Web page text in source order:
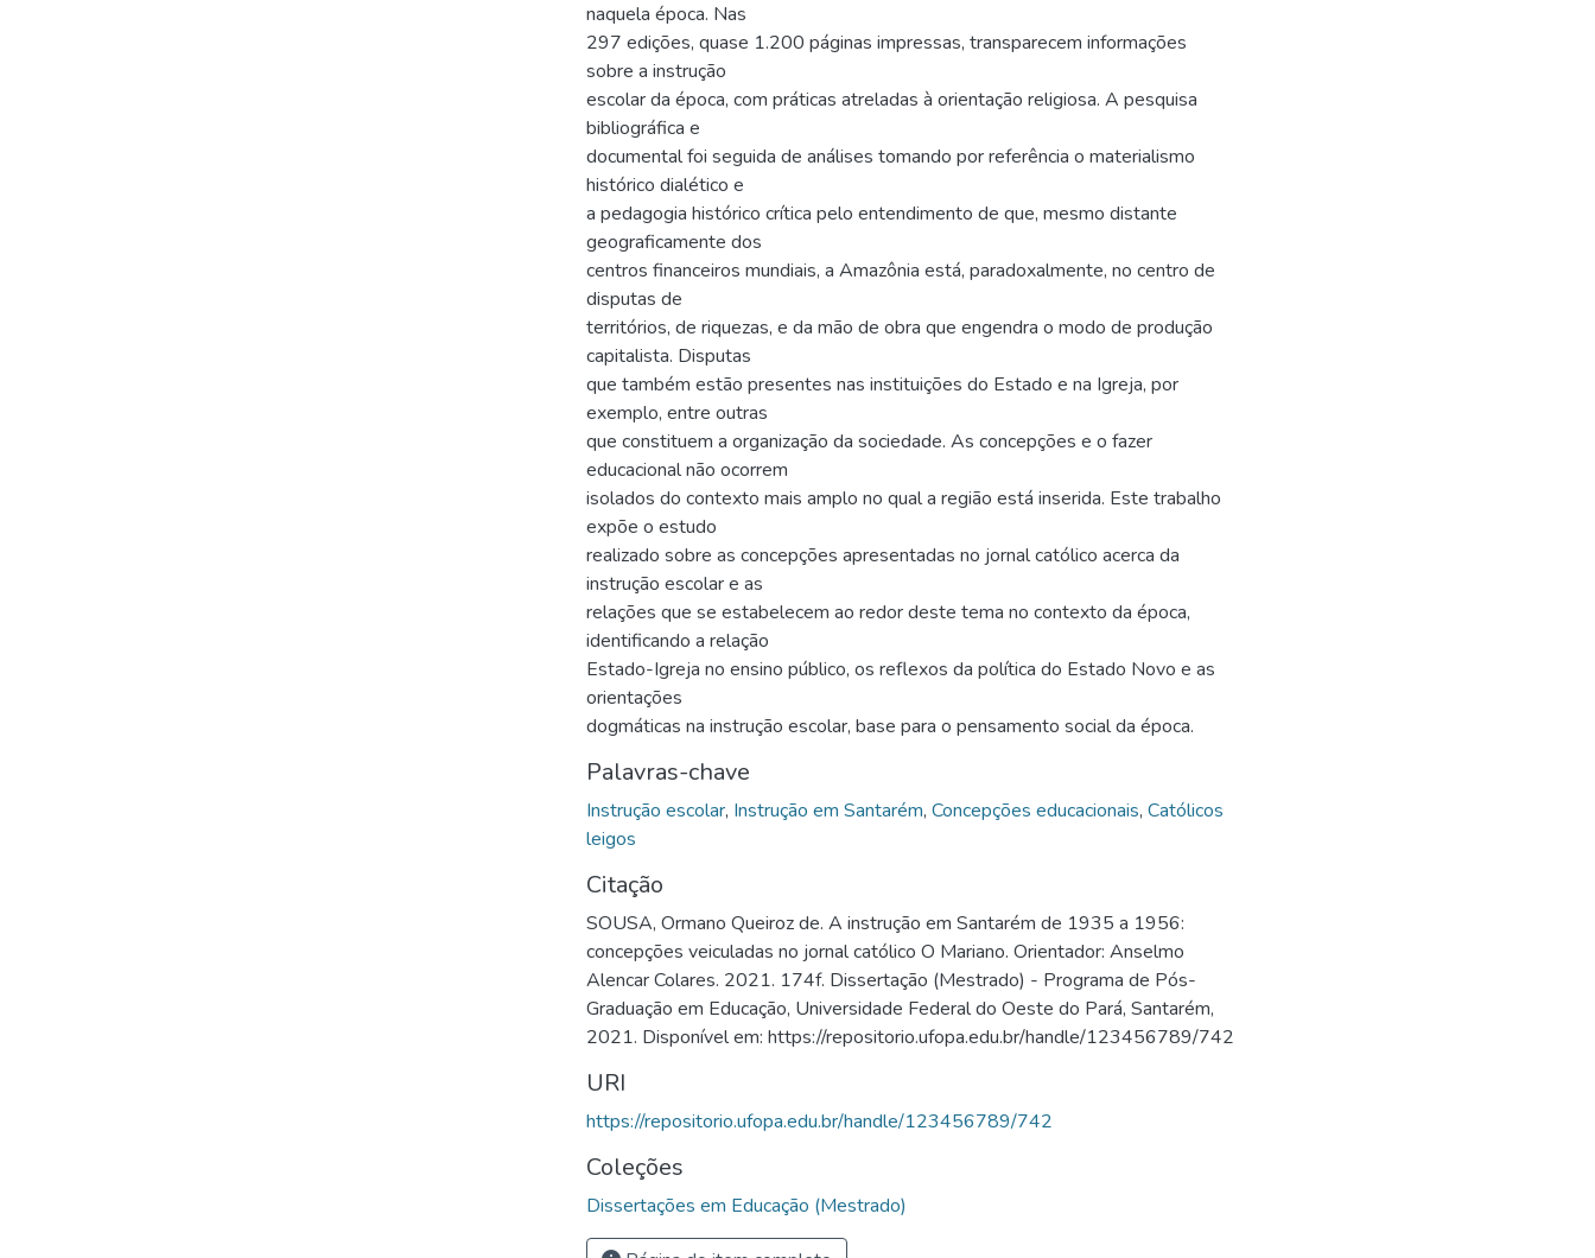
naquela época. Nas
297 edições, quase 1.200 páginas impressas, transparecem informações
sobre a instrução
escolar da época, com práticas atreladas à orientação religiosa. A pesquisa
bibliográfica e
documental foi seguida de análises tomando por referência o materialismo
histórico dialético e
a pedagogia histórico crítica pelo entendimento de que, mesmo distante
geograficamente dos
centros financeiros mundiais, a Amazônia está, paradoxalmente, no centro de
disputas de
territórios, de riquezas, e da mão de obra que engendra o modo de produção
capitalista. Disputas
que também estão presentes nas instituições do Estado e na Igreja, por
exemplo, entre outras
que constituem a organização da sociedade. As concepções e o fazer
educacional não ocorrem
isolados do contexto mais amplo no qual a região está inserida. Este trabalho
expõe o estudo
realizado sobre as concepções apresentadas no jornal católico acerca da
instrução escolar e as
relações que se estabelecem ao redor deste tema no contexto da época,
identificando a relação
Estado-Igreja no ensino público, os reflexos da política do Estado Novo e as
orientações
dogmáticas na instrução escolar, base para o pensamento social da época.
Palavras-chave
Instrução escolar, Instrução em Santarém, Concepções educacionais, Católicos
leigos
Citação
SOUSA, Ormano Queiroz de. A instrução em Santarém de 1935 a 1956:
concepções veiculadas no jornal católico O Mariano. Orientador: Anselmo
Alencar Colares. 2021. 174f. Dissertação (Mestrado) - Programa de Pós-
Graduação em Educação, Universidade Federal do Oeste do Pará, Santarém,
2021. Disponível em: https://repositorio.ufopa.edu.br/handle/123456789/742
URI
https://repositorio.ufopa.edu.br/handle/123456789/742
Coleções
Dissertações em Educação (Mestrado)